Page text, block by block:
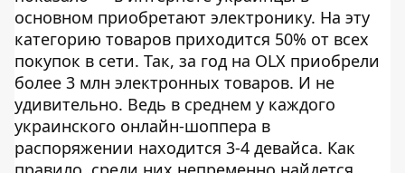
основном приобретают электронику. На эту
категорию товаров приходится 50% от всех
покупок в сети. Так, за год на OLX приобрели
более 3 млн электронных товаров. И не
удивительно. Ведь в среднем у каждого
украинского онлайн-шоппера в
распоряжении находится 3-4 девайса. Как